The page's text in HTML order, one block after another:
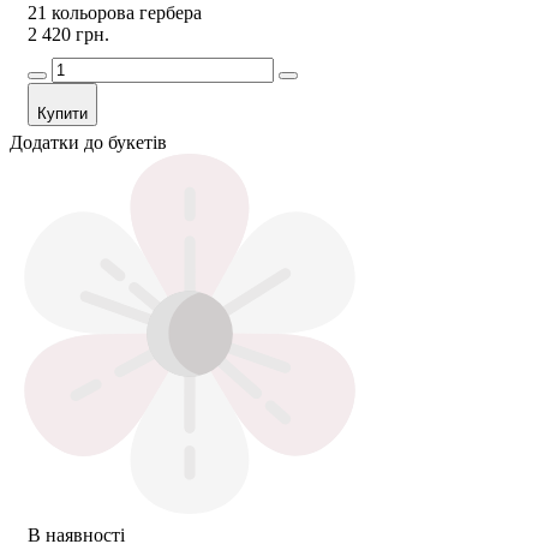
21 кольорова гербера
2 420 грн.
Купити
Додатки до букетів
В наявності